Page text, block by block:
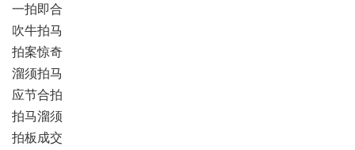
一拍即合
吹牛拍马
拍案惊奇
溜须拍马
应节合拍
拍马溜须
拍板成交